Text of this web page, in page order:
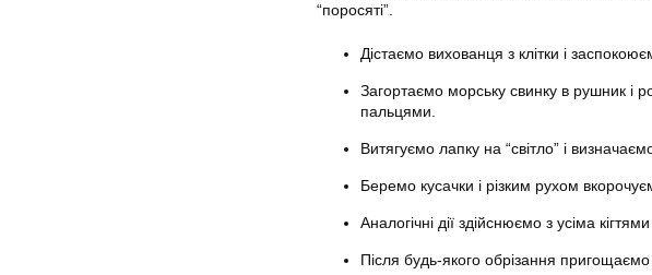
“поросяті”.
Дістаємо вихованця з клітки і
Загортаємо морську свинку в рушник і
пальцями.
Витягуємо лапку на “світло” і
Беремо кусачки і різким рухом
Аналогічні дії здійснюємо з усіма
Після будь-якого обрізання